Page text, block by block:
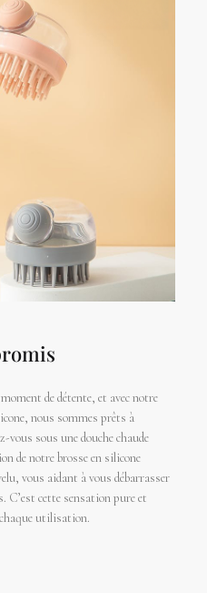
de détente, et avec notre
nous sommes prêts à
vous sous une douche chaude
de notre brosse en silicone
vous aidant à vous débarrasser
C’est cette sensation pure et
utilisation.